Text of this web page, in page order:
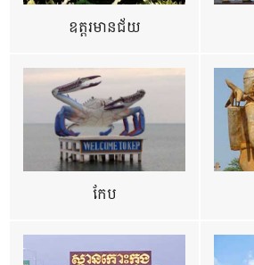
ឧត្ដរមានជ័យ
កែប